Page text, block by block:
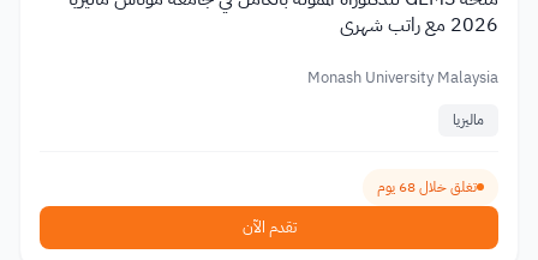
2026 مع راتب شهري
Monash University Malaysia
ماليزيا
تغلق خلال 68 يوم
تقدم الآن